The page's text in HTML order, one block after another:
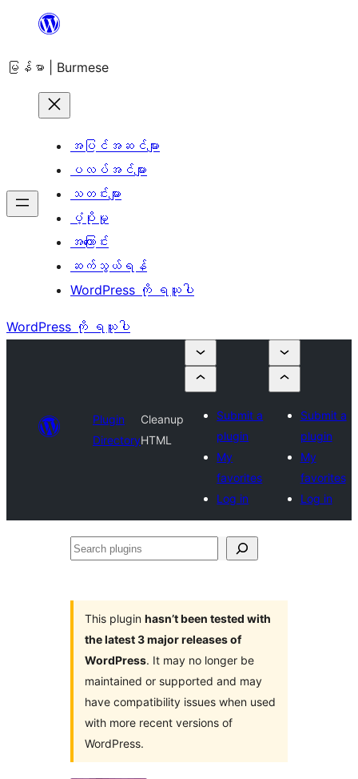
အကြောင်းအရာ
ကျော်သွား
မြန်မာ | Burmese
အပြင်အဆင်များ
ပလပ်အင်များ
သတင်းများ
ပံ့ပိုးမှု
အကြောင်း
ဆက်သွယ်ရန်
WordPress ကို ရယူပါ
WordPress ကို ရယူပါ
Plugin
Directory
Cleanup
HTML
Submit a
plugin
My
favorites
Log in
Submit a
plugin
My
favorites
Log in
Search
This plugin hasn’t been tested with
the latest 3 major releases of
WordPress. It may no longer be
maintained or supported and may
have compatibility issues when used
with more recent versions of
WordPress.